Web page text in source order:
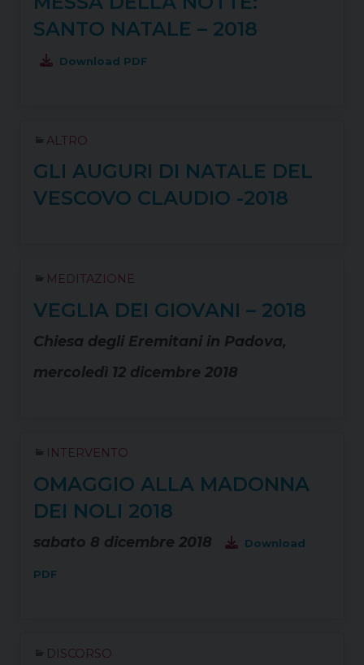
SANTO NATALE – 2018
Download PDF
ALTRO
GLI AUGURI DI NATALE DEL
VESCOVO CLAUDIO -2018
MEDITAZIONE
VEGLIA DEI GIOVANI – 2018
Chiesa degli Eremitani in Padova,
mercoledì 12 dicembre 2018
INTERVENTO
OMAGGIO ALLA MADONNA
DEI NOLI 2018
sabato 8 dicembre 2018 Download
PDF
DISCORSO